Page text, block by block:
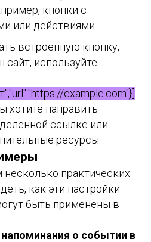
кнопки с
или действиями.
встроенную кнопку,
сайт, используйте
example.com"}]
хотите направить
ссылке или
ресурсы.
практических
как эти настройки
быть применены в
о событии в